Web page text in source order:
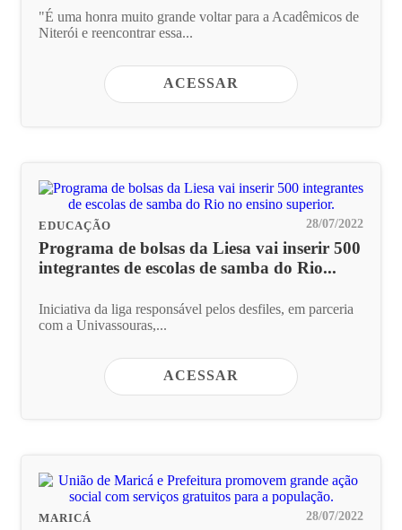
"É uma honra muito grande voltar para a Acadêmicos de
Niterói e reencontrar essa...
ACESSAR
EDUCAÇÃO 28/07/2022
Programa de bolsas da Liesa vai inserir 500
integrantes de escolas de samba do Rio...
Iniciativa da liga responsável pelos desfiles, em parceria
com a Univassouras,...
ACESSAR
MARICÁ 28/07/2022